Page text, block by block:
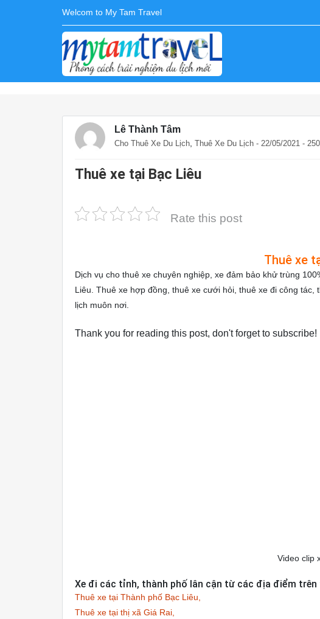
Welcom to My Tam Travel
Lê Thành Tâm
Cho Thuê Xe Du Lịch Thuê Xe Du Lịch - 22/05/2021 -
Thuê xe tại Bạc Liêu
Rate this post
Thuê xe
Dịch vụ cho thuê xe chuyên nghiệp, xe đảm bảo khử trùng
Liêu. Thuê xe hợp đồng, thuê xe cưới hỏi, thuê xe đi công
lịch muôn nơi.
Thank you for reading this post, don't forget to subscribe!
Video clip
Xe đi các tỉnh, thành phố lân cận từ các địa điểm trên
Thuê xe tại Thành phố Bạc Liêu,
Thuê xe tại thị xã Giá Rai,